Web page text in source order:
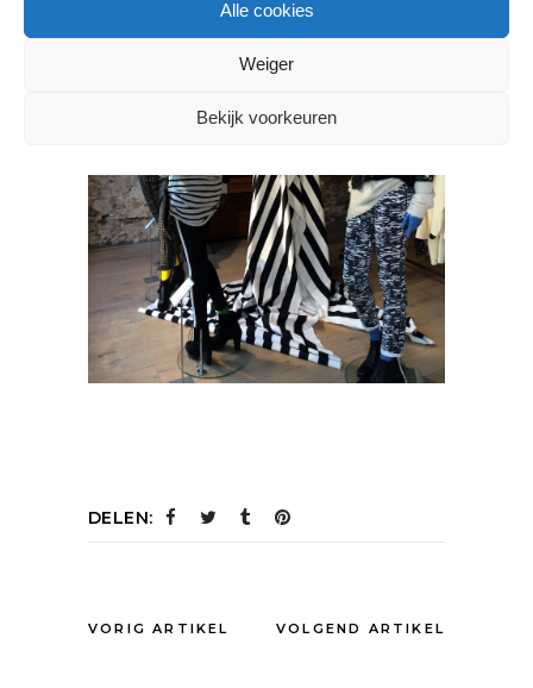
Alle cookies
Weiger
Bekijk voorkeuren
DELEN:
VORIG ARTIKEL VOLGEND ARTIKEL